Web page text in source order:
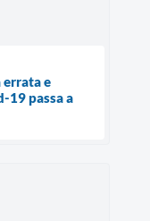
errata e
19 passa a